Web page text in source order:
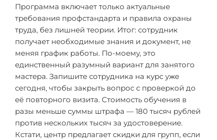
Программа включает только актуальные
требования профстандарта и правила охраны
труда, без лишней теории. Итог: сотрудник
получает необходимые знания и документ, не
меняя график работы. По-моему, это
единственный разумный вариант для занятого
мастера. Запишите сотрудника на курс уже
сегодня, чтобы закрыть вопрос с проверкой до
её повторного визита. Стоимость обучения в
разы меньше суммы штрафа — 180 тысяч рублей
против нескольких тысяч за удостоверение.
Кстати, центр предлагает скидки для групп, если